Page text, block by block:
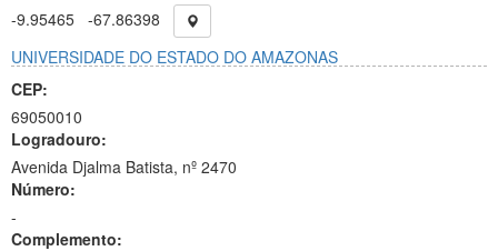
-9.95465 -67.86398
UNIVERSIDADE DO ESTADO DO AMAZONAS
CEP:
69050010
Logradouro:
Avenida Djalma Batista, nº 2470
Número:
-
Complemento: